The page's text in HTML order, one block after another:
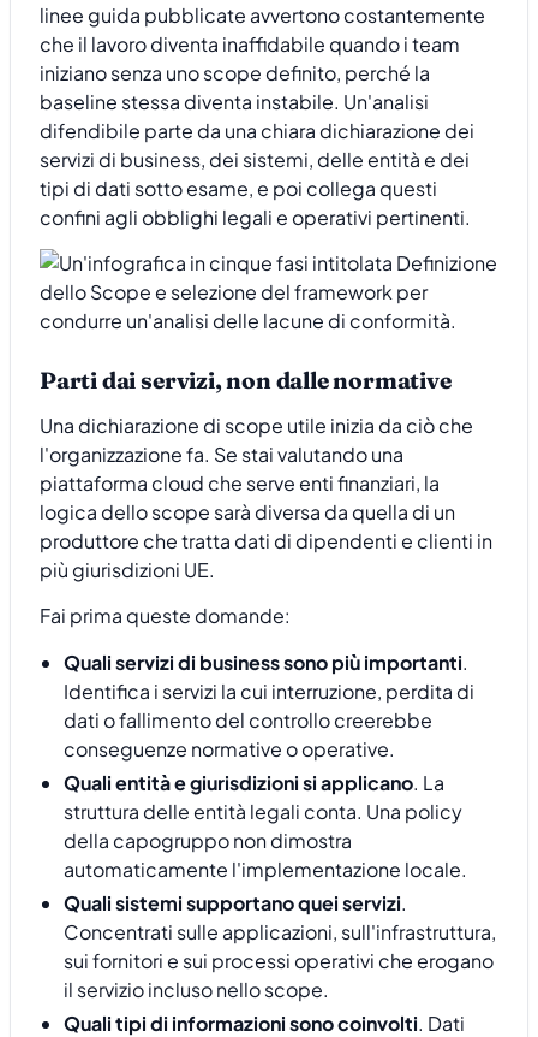
linee guida pubblicate avvertono costantemente
che il lavoro diventa inaffidabile quando i team
iniziano senza uno scope definito, perché la
baseline stessa diventa instabile. Un'analisi
difendibile parte da una chiara dichiarazione dei
servizi di business, dei sistemi, delle entità e dei
tipi di dati sotto esame, e poi collega questi
confini agli obblighi legali e operativi pertinenti.
Parti dai servizi, non dalle normative
Una dichiarazione di scope utile inizia da ciò che
l'organizzazione fa. Se stai valutando una
piattaforma cloud che serve enti finanziari, la
logica dello scope sarà diversa da quella di un
produttore che tratta dati di dipendenti e clienti in
più giurisdizioni UE.
Fai prima queste domande:
Quali servizi di business sono più importanti.
Identifica i servizi la cui interruzione, perdita di
dati o fallimento del controllo creerebbe
conseguenze normative o operative.
Quali entità e giurisdizioni si applicano. La
struttura delle entità legali conta. Una policy
della capogruppo non dimostra
automaticamente l'implementazione locale.
Quali sistemi supportano quei servizi.
Concentrati sulle applicazioni, sull'infrastruttura,
sui fornitori e sui processi operativi che erogano
il servizio incluso nello scope.
Quali tipi di informazioni sono coinvolti. Dati